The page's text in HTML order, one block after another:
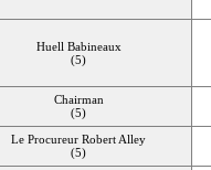
Huell Babineaux
(5)
Chairman
(5)
Le Procureur Robert Alley
(5)